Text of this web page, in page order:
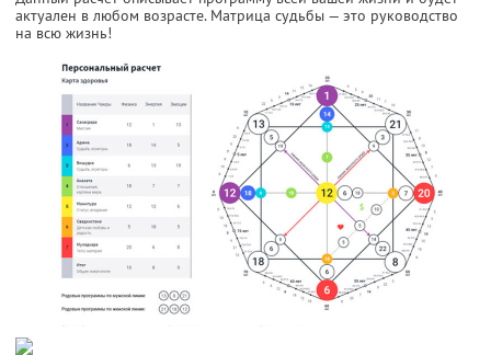
актуален в любом возрасте. Матрица судьбы — это руководство
на всю жизнь!